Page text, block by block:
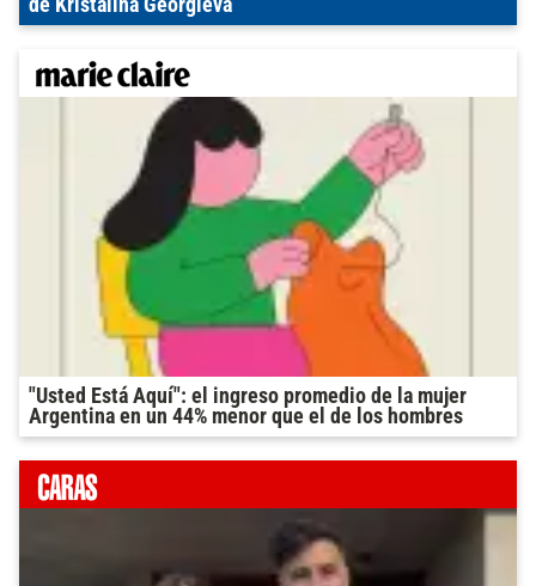
"Usted Está Aquí": el ingreso promedio de la mujer
Argentina en un 44% menor que el de los hombres